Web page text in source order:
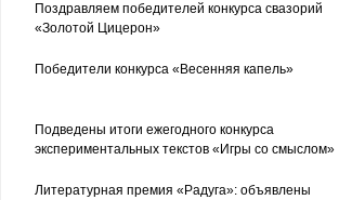
Поздравляем победителей конкурса свазорий
«Золотой Цицерон»
Победители конкурса «Весенняя капель»
Подведены итоги ежегодного конкурса
экспериментальных текстов «Игры со смыслом»
Литературная премия «Радуга»: объявлены